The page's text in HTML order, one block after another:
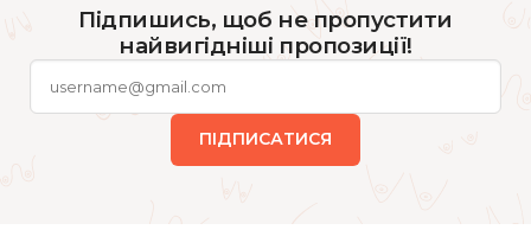
Підпишись, щоб не пропустити
найвигідніші пропозиції!
ПІДПИСАТИСЯ